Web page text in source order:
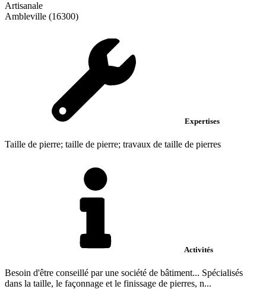
Artisanale
Ambleville (16300)
Expertises
Taille de pierre; taille de pierre; travaux de taille de pierres
Activités
Besoin d'être conseillé par une société de bâtiment... Spécialisés
dans la taille, le façonnage et le finissage de pierres, n...